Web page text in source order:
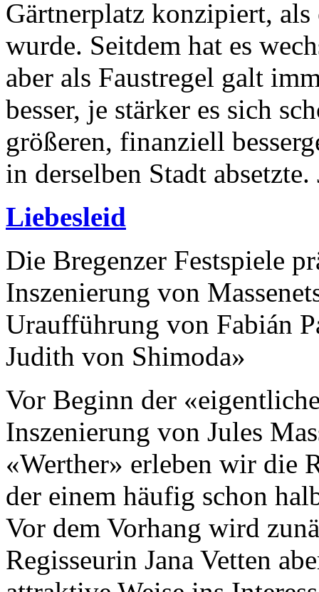
Gärtnerplatz konzipiert,
wurde. Seitdem hat es
aber als Faustregel galt
besser, je stärker es sich
größeren, finanziell
in derselben Stadt absetzte.
Liebesleid
Die Bregenzer Festspiele
Inszenierung von
Uraufführung von Fabián
Judith von Shimoda»
Vor Beginn der
Inszenierung von Jules
«Werther» erleben wir die
der einem häufig schon
Vor dem Vorhang wird
Regisseurin Jana Vetten